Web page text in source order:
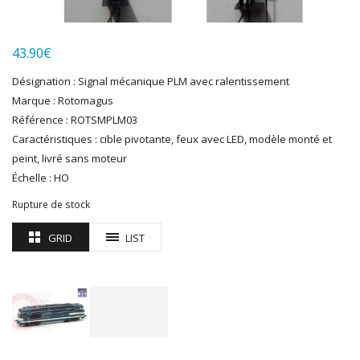
MAKETTE
MARLKIN
MKD
NOREV
NOVATEUR MODELES
PECO
PG mini
PREISER
REDUTEX
REE
43.90€
Désignation : Signal mécanique PLM avec ralentissement
Marque : Rotomagus
Référence : ROTSMPLM03
Caractéristiques : cible pivotante, feux avec LED, modèle monté et
peint, livré sans moteur
Échelle : HO
Rupture de stock
GRID LIST